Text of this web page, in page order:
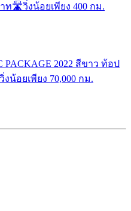
ท🛣️วิ่งน้อยเพียง 400 กม.
PACKAGE 2022 สีขาว ท้อป
น้อยเพียง 70,000 กม.